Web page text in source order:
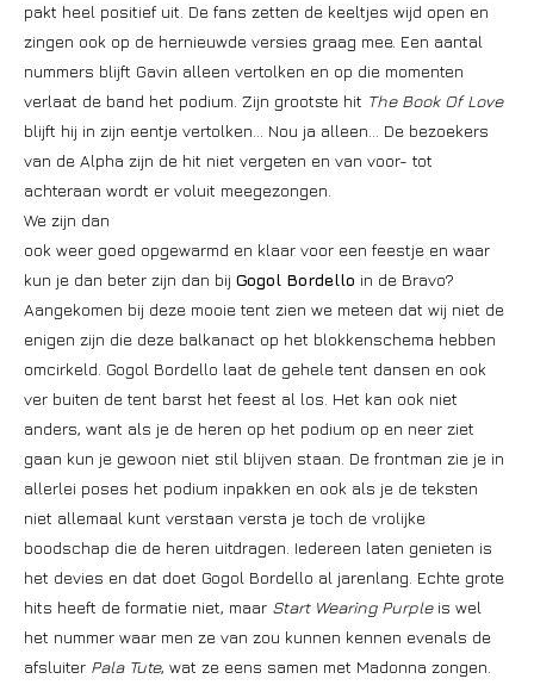
pakt heel positief uit. De fans zetten de keeltjes wijd open en
zingen ook op de hernieuwde versies graag mee. Een aantal
nummers blijft Gavin alleen vertolken en op die momenten
verlaat de band het podium. Zijn grootste hit The Book Of Love
blijft hij in zijn eentje vertolken… Nou ja alleen… De bezoekers
van de Alpha zijn de hit niet vergeten en van voor- tot
achteraan wordt er voluit meegezongen.
We zijn dan
ook weer goed opgewarmd en klaar voor een feestje en waar
kun je dan beter zijn dan bij Gogol Bordello in de Bravo?
Aangekomen bij deze mooie tent zien we meteen dat wij niet de
enigen zijn die deze balkanact op het blokkenschema hebben
omcirkeld. Gogol Bordello laat de gehele tent dansen en ook
ver buiten de tent barst het feest al los. Het kan ook niet
anders, want als je de heren op het podium op en neer ziet
gaan kun je gewoon niet stil blijven staan. De frontman zie je in
allerlei poses het podium inpakken en ook als je de teksten
niet allemaal kunt verstaan versta je toch de vrolijke
boodschap die de heren uitdragen. Iedereen laten genieten is
het devies en dat doet Gogol Bordello al jarenlang. Echte grote
hits heeft de formatie niet, maar Start Wearing Purpleis wel
het nummer waar men ze van zou kunnen kennen evenals de
afsluiter Pala Tute, wat ze eens samen met Madonna zongen.